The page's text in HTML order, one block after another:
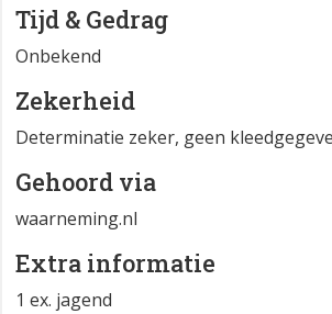
Tijd & Gedrag
Onbekend
Zekerheid
Determinatie zeker, geen
Gehoord via
waarneming.nl
Extra informatie
1 ex. jagend